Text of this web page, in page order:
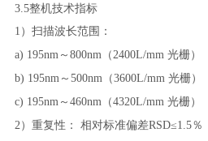
3.5整机技术指标
1）扫描波长范围：
a) 195nm～800nm（2400L/mm 光栅）
b) 195nm～500nm（3600L/mm 光栅）
c) 195nm～460nm（4320L/mm 光栅）
2）重复性：
相对标准偏差RSD≤1.5％